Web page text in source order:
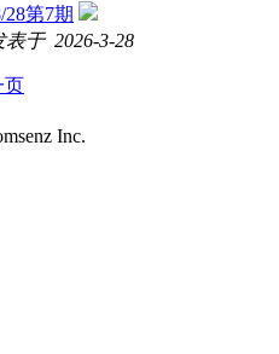
28第7期
于 2026-3-28
页
Inc.